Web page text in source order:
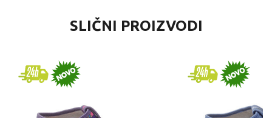
SLIČNI PROIZVODI